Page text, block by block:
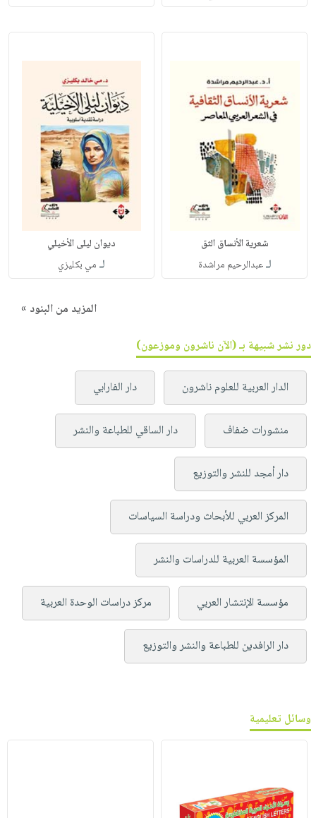
شعرية الأنساق الثق
لـعبدالرحيم مراشدة
ديوان ليلى الأخيلي
لـ مي بكليزي
المزيد من البنود »
دور نشر شبيهة بـ (الآن ناشرون وموزعون)
الدار العربية للعلوم ناشرون دار الفارابي
منشورات ضفاف دار الساقي للطباعة والنشر
دار أمجد للنشر والتوزيع
المركز العربي للأبحاث ودراسة السياسات
المؤسسة العربية للدراسات والنشر
مؤسسة الإنتشار العربي مركز دراسات الوحدة العربية
دار الرافدين للطباعة والنشر والتوزيع
وسائل تعليمية